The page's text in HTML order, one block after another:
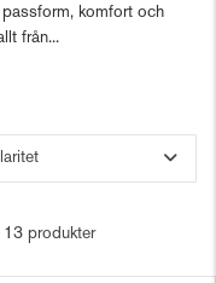
komfort och
från...
produkter